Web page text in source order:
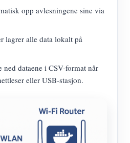
opp avlesningene sine via
lagrer alle data lokalt på
ned dataene i CSV-format når
eller USB-stasjon.